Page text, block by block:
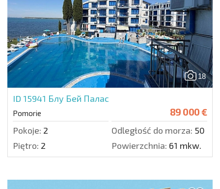
18
ID 15941 Блу Бей Палас
Pomorie 89 000 €
Pokoje: 2 Odległość do morza: 50 m.
Piętro: 2 Powierzchnia: 61 mkw.